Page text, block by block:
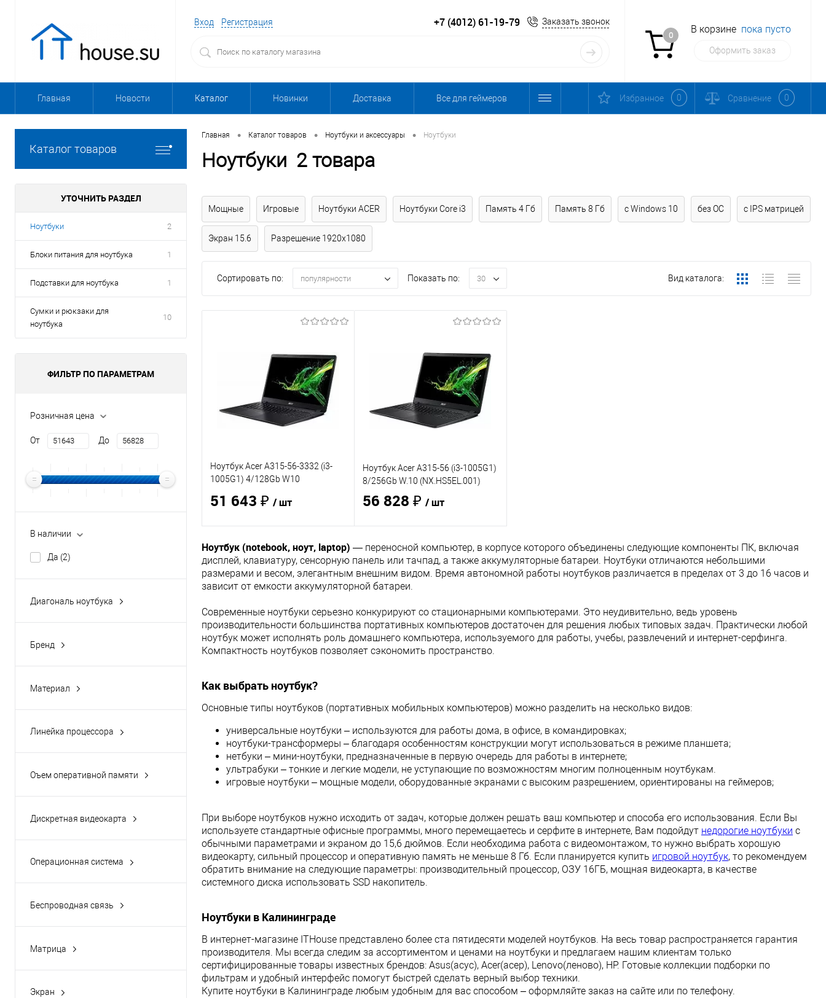
Вход Регистрация +7 (4012) 61-19-79 Заказать звонок
0
В корзине пока пусто
Оформить заказ
Главная Новости Каталог Новинки Доставка Все для геймеров Избранное 0 Сравнение 0
Каталог товаров
УТОЧНИТЬ РАЗДЕЛ
Ноутбуки 2
Блоки питания для ноутбука 1
Подставки для ноутбука 1
Сумки и рюкзаки для
ноутбука
10
ФИЛЬТР ПО ПАРАМЕТРАМ
Розничная цена
От До
В наличии
Да (2)
Диагональ ноутбука
Бренд
Материал
Линейка процессора
Оъем оперативной памяти
Дискретная видеокарта
Операционная система
Беспроводная связь
Матрица
Экран
Главная • Каталог товаров • Ноутбуки и аксессуары • Ноутбуки
Ноутбуки 2 товара
Мощные Игровые Ноутбуки ACER Ноутбуки Core i3 Память 4 Гб Память 8 Гб c Windows 10 без ОС с IPS матрицей
Экран 15.6 Разрешение 1920x1080
Сортировать по: популярности Показать по: 30 Вид каталога:
Ноутбук Acer A315-56-3332 (i3-
1005G1) 4/128Gb W10
51 643 ₽ / шт
В корзину
Купить в 1 клик
Сравнение
шт.
Ноутбук Acer A315-56 (i3-1005G1)
8/256Gb W.10 (NX.HS5EL.001)
56 828 ₽ / шт
В корзину
Купить в 1 клик
шт.
Ноутбук (notebook, ноут, laptop) — переносной компьютер, в корпусе которого объединены следующие компоненты ПК, включая
дисплей, клавиатуру, сенсорную панель или тачпад, а также аккумуляторные батареи. Ноутбуки отличаются небольшими
размерами и весом, элегантным внешним видом. Время автономной работы ноутбуков различается в пределах от 3 до 16 часов и
зависит от емкости аккумуляторной батареи.
Современные ноутбуки серьезно конкурируют со стационарными компьютерами. Это неудивительно, ведь уровень
производительности большинства портативных компьютеров достаточен для решения любых типовых задач. Практически любой
ноутбук может исполнять роль домашнего компьютера, используемого для работы, учебы, развлечений и интернет-серфинга.
Компактность ноутбуков позволяет сэкономить пространство.
Как выбрать ноутбук?
Основные типы ноутбуков (портативных мобильных компьютеров) можно разделить на несколько видов:
универсальные ноутбуки – используются для работы дома, в офисе, в командировках;
ноутбуки-трансформеры – благодаря особенностям конструкции могут использоваться в режиме планшета;
нетбуки – мини-ноутбуки, предназначенные в первую очередь для работы в интернете;
ультрабуки – тонкие и легкие модели, не уступающие по возможностям многим полноценным ноутбукам.
игровые ноутбуки – мощные модели, оборудованные экранами с высоким разрешением, ориентированы на геймеров;
При выборе ноутбуков нужно исходить от задач, которые должен решать ваш компьютер и способа его использования. Если Вы
используете стандартные офисные программы, много перемещаетесь и серфите в интернете, Вам подойдут недорогие ноутбуки с
обычными параметрами и экраном до 15,6 дюймов. Если необходима работа с видеомонтажом, то нужно выбрать хорошую
видеокарту, сильный процессор и оперативную память не меньше 8 Гб. Если планируется купить игровой ноутбук, то рекомендуем
обратить внимание на следующие параметры: производительный процессор, ОЗУ 16ГБ, мощная видеокарта, в качестве
системного диска использовать SSD накопитель.
Ноутбуки в Калининграде
В интернет-магазине ITHouse представлено более ста пятидесяти моделей ноутбуков. На весь товар распространяется гарантия
производителя. Мы всегда следим за ассортиментом и ценами на ноутбуки и предлагаем нашим клиентам только
сертифицированные товары известных брендов: Asus(асус), Acer(асер), Lenovo(леново), HP. Готовые коллекции подборки по
фильтрам и удобный интерфейс помогут быстрей сделать верный выбор техники.
Купите ноутбуки в Калининграде любым удобным для вас способом – оформляйте заказ на сайте или по телефону.